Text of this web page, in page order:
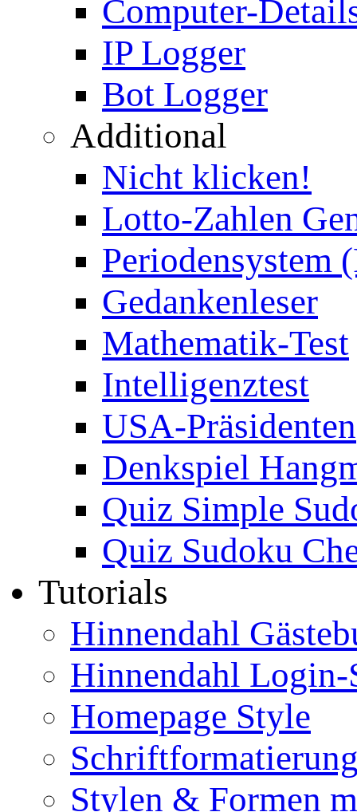
Computer-
IP Logger
Bot Logger
Additional
Nicht klicken!
Lotto-Zahlen
Periodensystem
Gedankenleser
Mathematik-Test
Intelligenztest
USA-Präsidenten
Denkspiel
Quiz Simple
Quiz Sudoku
Tutorials
Hinnendahl
Hinnendahl Login-
Homepage Style
Stylen & Formen